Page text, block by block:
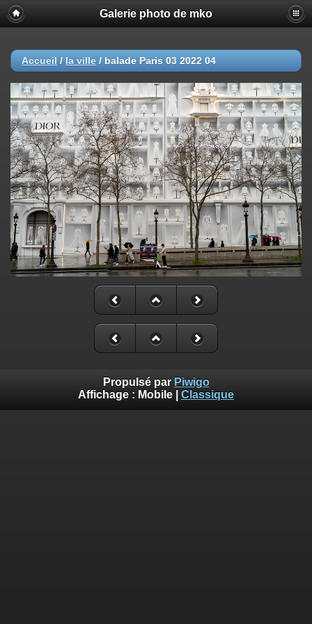
Galerie photo de mko
Accueil / la ville / balade Paris 03 2022 04
Propulsé par Piwigo
Affichage : Mobile Classique